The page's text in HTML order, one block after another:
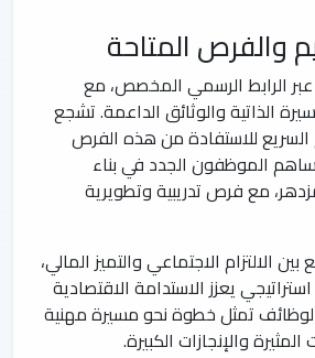
والفرص المتاحة
عبر الرابط الرسمي المخصص، مع
الذاتية والوثائق الداعمة. تشجع
السريع للاستفادة من هذه الفرص
الموظفون الجدد في بناء
مع فرص تدريبية وتطويرية
الالتزام الاجتماعي والتميز المالي،
يعزز الاستدامة الاقتصادية
تمثل خطوة نحو مسيرة مهنية
والإنجازات الكبيرة.